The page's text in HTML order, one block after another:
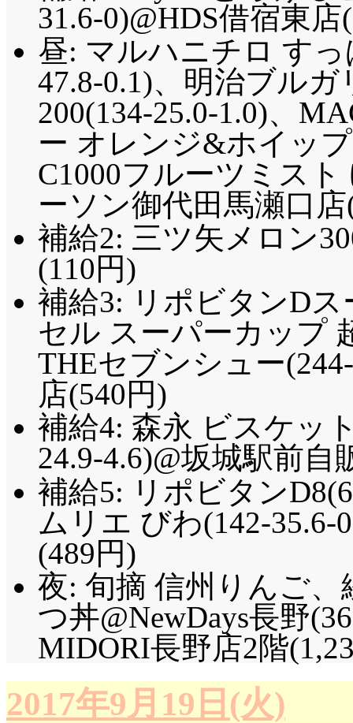
31.6-0)@HDS借宿東店
昼: マルハニチロ す
47.8-0.1)、明治ブル
200(134-25.0-1.0)、
ー オレンジ&ホイッ
C1000フルーツミス
ーソン御代田馬瀬口店
補給2: 三ツ矢メロン
(110円)
補給3: リポビタンDス
セル スーパーカップ
THEセブンシュー
店(540円)
補給4: 森永 ビスケッ
24.9-4.6)@坂城駅前自
補給5: リポビタン
ムリエ びわ(142-35.6-
(489円)
夜: 旬摘 信州りんご
つ丼@NewDays長野
MIDORI長野店2階
2017年9月19日(火)